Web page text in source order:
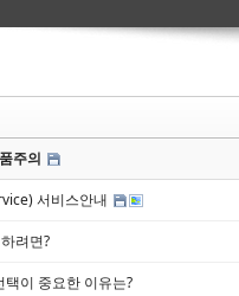
주의
서비스안내
려면?
이 중요한 이유는?
스케치북5
스케치북5